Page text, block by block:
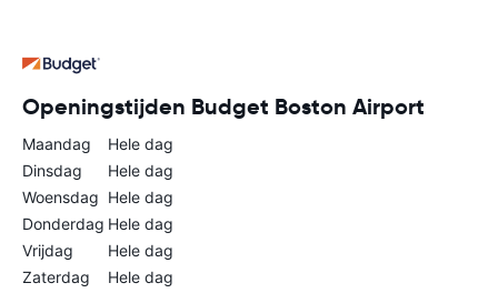
Openingstijden Budget Boston Airport
Maandag
Hele dag
Dinsdag
Hele dag
Woensdag Hele dag
Donderdag Hele dag
Vrijdag
Hele dag
Zaterdag
Hele dag